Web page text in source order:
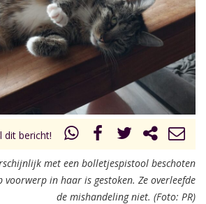
uur 1 van 0 Volgend uur
dit bericht!
met een bolletjespistool beschoten
voorwerp in haar is gestoken. Ze overleefde
de mishandeling niet. (Foto: PR)